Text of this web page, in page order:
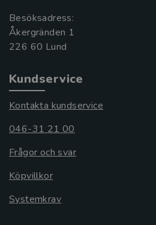
Besöksadress:
Åkergränden 1
Kundservice
Kontakta kundservice
046-31 21 00
Frågor och svar
Köpvillkor
Systemkrav